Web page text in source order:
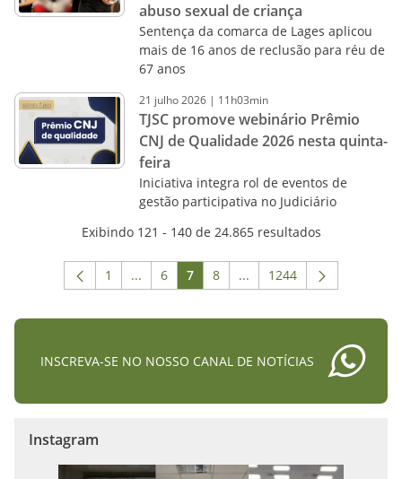
abuso sexual de criança
Sentença da comarca de Lages aplicou
mais de 16 anos de reclusão para réu de
67 anos
21 julho2026 | 11h03min
TJSC promove webinário Prêmio
CNJ de Qualidade 2026 nesta quinta-
feira
Iniciativa integra rol de eventos de
gestão participativa no Judiciário
Exibindo 121 - 140 de 24.865 resultados
Página
1 ...Páginas intermediárias Usar ABA para
Página
6 Página
7 Página
8 ...Páginas intermediárias
Página
1244
INSCREVA-SE NO NOSSO CANAL DE NOTÍCIAS
Instagram